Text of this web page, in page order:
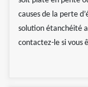
causes de la perte
solution étanchéité
contactez-le si vous